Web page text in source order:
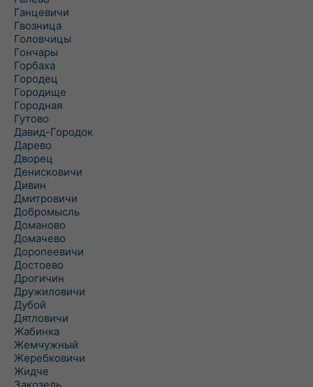
Ганцевичи
Гвозница
Головчицы
Гончары
Горбаха
Городец
Городище
Городная
Гутово
Давид-Городок
Дарево
Дворец
Денисковичи
Дивин
Дмитровичи
Добромысль
Доманово
Домачево
Доропеевичи
Достоево
Дрогичин
Дружиловичи
Дубой
Дятловичи
Жабинка
Жемчужный
Жеребковичи
Жидче